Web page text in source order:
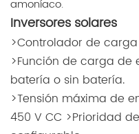
amoníaco.
Inversores solares
>Controlador de carga
>Función de carga de
batería o sin batería.
>Tensión máxima de
450 V CC >Prioridad